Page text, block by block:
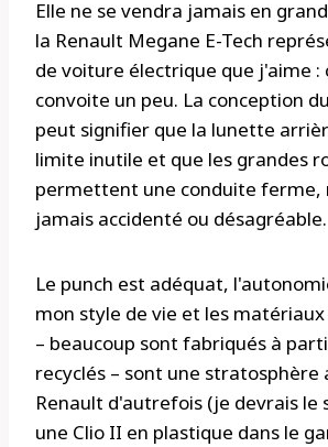
Elle ne se vendra jamais en
la Renault Megane E-Tech
de voiture électrique que j'aime :
convoite un peu. La conception
peut signifier que la lunette
limite inutile et que les grandes
permettent une conduite ferme,
jamais accidenté ou désagréable.
Le punch est adéquat,
mon style de vie et les
– beaucoup sont fabriqués à
recyclés – sont une stratosphère
Renault d'autrefois (je devrais le
une Clio II en plastique dans le